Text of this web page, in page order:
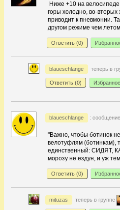
Ниже +10 на
горы холодно, во-
приводит к пневмонии.
другом режиме чем
Ответить (0)
blaueschlange теперь в
Ответить (0) Избранное
blaueschlange :
"Важно, чтобы ботинок
велотуфлям (ботинкам),
единственный: СИДЯТ,
морозу не ездун, и уж
Ответить (0)
mituzas теперь в группе